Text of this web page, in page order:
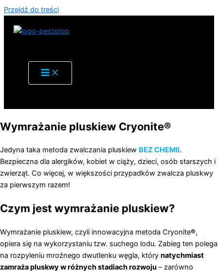
Przejdź do treści
Wymrażanie pluskiew Cryonite®
Jedyna taka metoda zwalczania pluskiew BEZ CHEMII.
Bezpieczna dla alergików, kobiet w ciąży, dzieci, osób starszych i
zwierząt. Co więcej, w większości przypadków zwalcza pluskwy
za pierwszym razem!
Czym jest wymrażanie pluskiew?
Wymrażanie pluskiew, czyli innowacyjna metoda Cryonite®,
opiera się na wykorzystaniu tzw. suchego lodu. Zabieg ten polega
na rozpyleniu mroźnego dwutlenku węgla, który natychmiast
zamraża pluskwy w różnych stadiach rozwoju – zarówno